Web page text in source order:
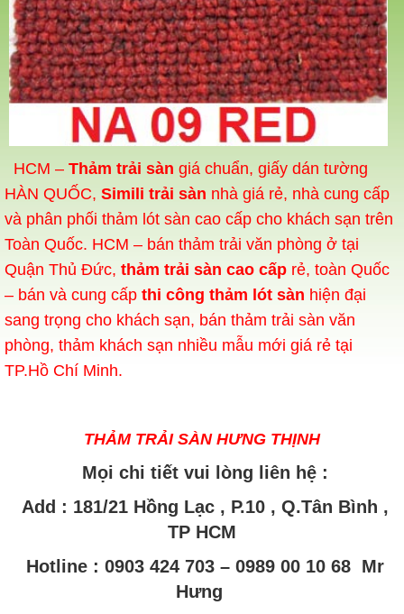
HCM – Thảm trải sàn giá chuẩn, giấy dán tường
HÀN QUỐC, Simili trải sàn nhà giá rẻ, nhà cung cấp
và phân phối thảm lót sàn cao cấp cho khách sạn trên
Toàn Quốc. HCM – bán thảm trải văn phòng ở tại
Quận Thủ Đức, thảm trải sàn cao cấp rẻ, toàn Quốc
– bán và cung cấp thi công thảm lót sàn hiện đại
sang trọng cho khách sạn, bán thảm trải sàn văn
phòng, thảm khách sạn nhiều mẫu mới giá rẻ tại
TP.Hồ Chí Minh.
THẢM TRẢI SÀN HƯNG THỊNH
Mọi chi tiết vui lòng liên hệ :
Add : 181/21 Hồng Lạc , P.10 , Q.Tân Bình ,
TP HCM
Hotline : 0903 424 703 – 0989 00 10 68 Mr
Hưng